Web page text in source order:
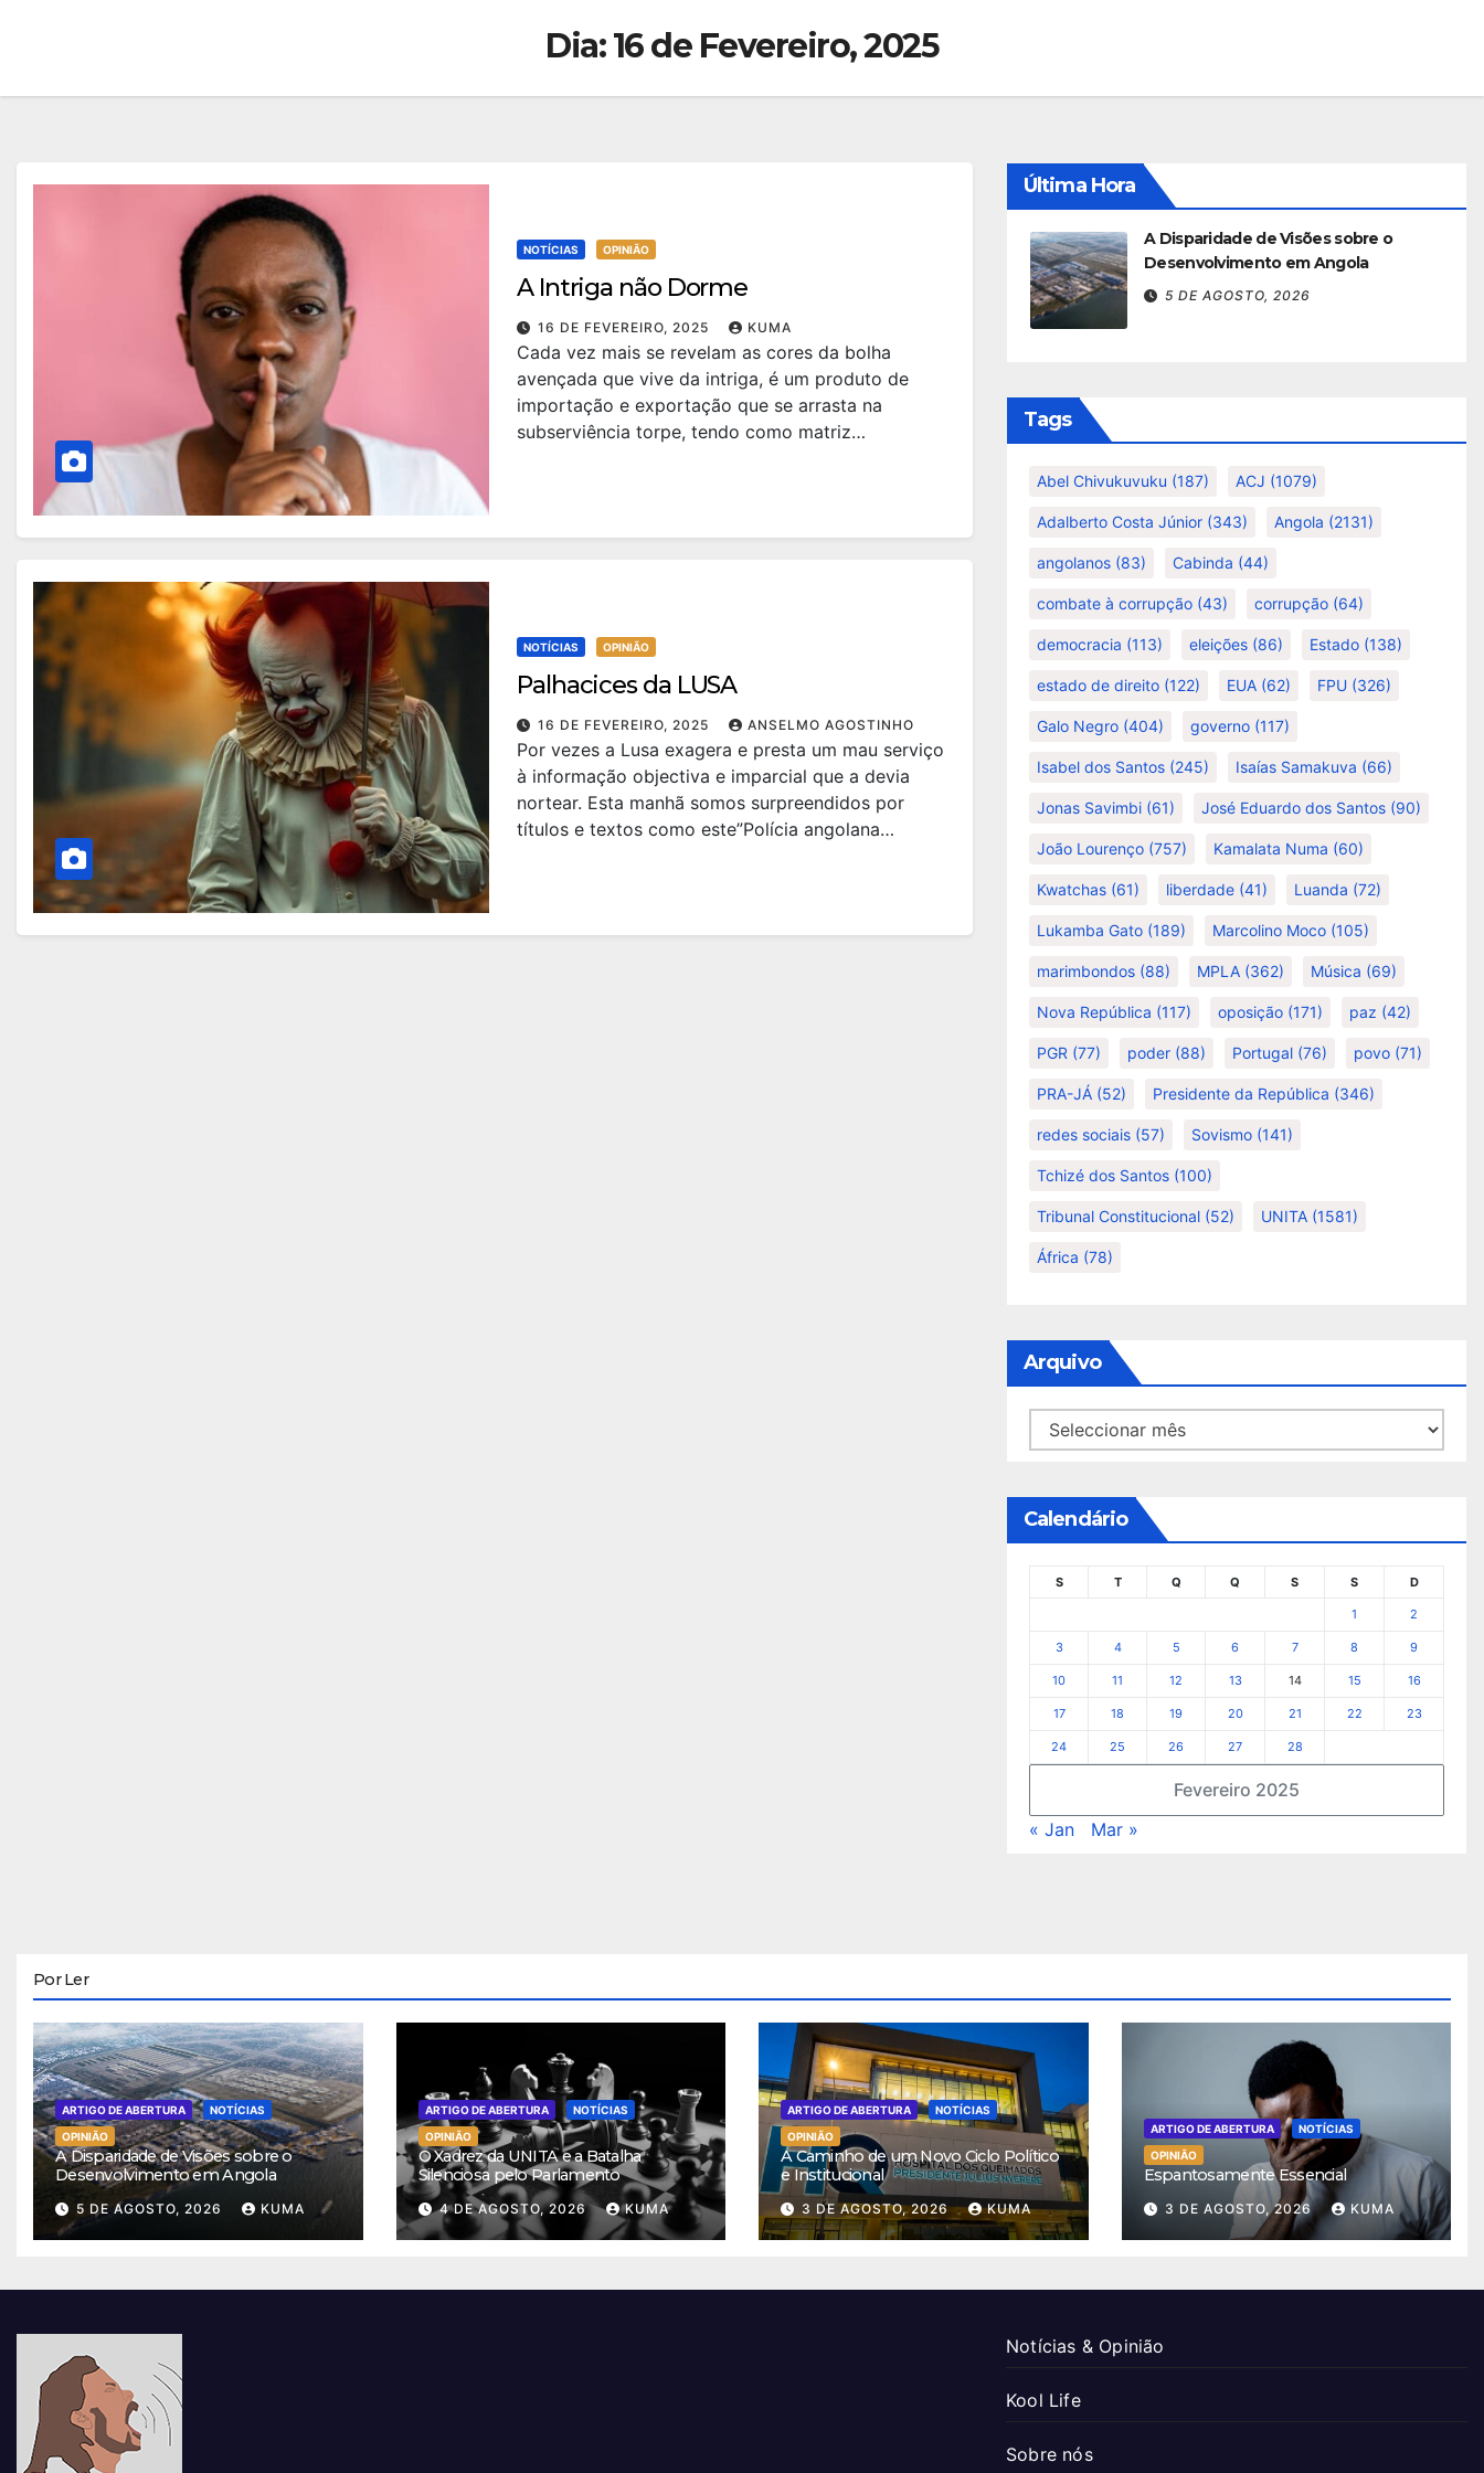
Dia:16 de Fevereiro, 2025
NOTÍCIAS OPINIÃO
A Intriga não Dorme
16 DE FEVEREIRO, 2025 KUMA
Cada vez mais se revelam as cores da bolha
avençada que vive da intriga, é um produto de
importação e exportação que se arrasta na
subserviência torpe, tendo como matriz…
NOTÍCIAS OPINIÃO
Palhacices da LUSA
16 DE FEVEREIRO, 2025 ANSELMO AGOSTINHO
Por vezes a Lusa exagera e presta um mau serviço
à informação objectiva e imparcial que a devia
nortear. Esta manhã somos surpreendidos por
títulos e textos como este”Polícia angolana…
Última Hora
A Disparidade de Visões sobre o
Desenvolvimento em Angola
5 DE AGOSTO, 2026
Tags
Abel Chivukuvuku (187) ACJ (1079)
Adalberto Costa Júnior (343) Angola (2131)
angolanos (83) Cabinda (44)
combate à corrupção (43) corrupção (64)
democracia (113) eleições (86) Estado (138)
estado de direito (122) EUA (62) FPU (326)
Galo Negro (404) governo (117)
Isabel dos Santos (245) Isaías Samakuva (66)
Jonas Savimbi (61) José Eduardo dos Santos (90)
João Lourenço (757) Kamalata Numa (60)
Kwatchas (61) liberdade (41) Luanda (72)
Lukamba Gato (189) Marcolino Moco (105)
marimbondos (88) MPLA (362) Música (69)
Nova República (117) oposição (171) paz (42)
PGR (77) poder (88) Portugal (76) povo (71)
PRA-JÁ (52) Presidente da República (346)
redes sociais (57) Sovismo (141)
Tchizé dos Santos (100)
Tribunal Constitucional (52) UNITA (1581)
África (78)
Arquivo
Arquivo
Calendário
Fevereiro 2025
S T Q Q S S D
1 2
3 4 5 6 7 8 9
10 11 12 13 14 15 16
17 18 19 20 21 22 23
24 25 26 27 28
« Jan Mar »
Por Ler
ARTIGO DE ABERTURA
NOTÍCIAS
OPINIÃO
A Disparidade de Visões sobre o
Desenvolvimento em Angola
5 DE AGOSTO, 2026 KUMA
ARTIGO DE ABERTURA
NOTÍCIAS
OPINIÃO
O Xadrez da UNITA e a Batalha
Silenciosa pelo Parlamento
4 DE AGOSTO, 2026 KUMA
ARTIGO DE ABERTURA
NOTÍCIAS
OPINIÃO
A Caminho de um Novo Ciclo Político
e Institucional
3 DE AGOSTO, 2026 KUMA
ARTIGO DE ABERTURA
NOTÍCIAS
OPINIÃO
Espantosamente Essencial
3 DE AGOSTO, 2026 KUMA
Notícias & Opinião
Kool Life
Sobre nós